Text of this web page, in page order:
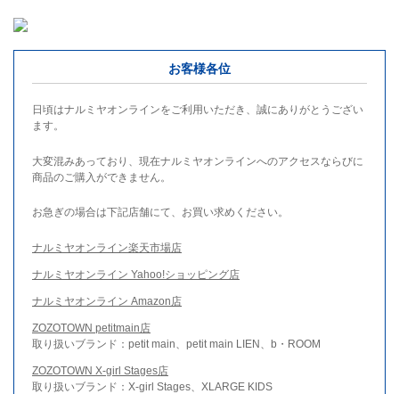
お客様各位
日頃はナルミヤオンラインをご利用いただき、誠にありがとうござい
ます。
大変混みあっており、現在ナルミヤオンラインへのアクセスならびに
商品のご購入ができません。
お急ぎの場合は下記店舗にて、お買い求めください。
ナルミヤオンライン楽天市場店
ナルミヤオンライン Yahoo!ショッピング店
ナルミヤオンライン Amazon店
ZOZOTOWN petitmain店
取り扱いブランド：petit main、petit main LIEN、b・ROOM
ZOZOTOWN X-girl Stages店
取り扱いブランド：X-girl Stages、XLARGE KIDS